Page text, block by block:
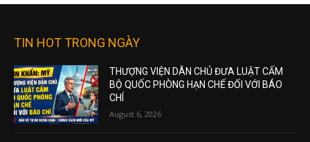
TIN HOT TRONG NGÀY
THƯỢNG VIỆN DÂN CHỦ ĐƯA LUẬT CẤM
BỘ QUỐC PHÒNG HẠN CHẾ ĐỐI VỚI BÁO
CHÍ
August 6, 2026